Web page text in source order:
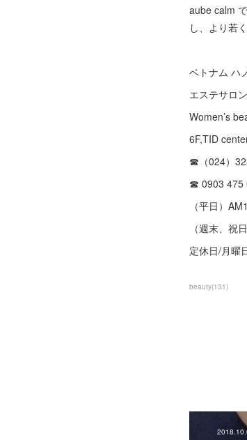
aube calm
し、より若
ベトナム ハ
エステサロ
Women’s
6F,TID
☎︎（024）
☎︎ 0903 475
（平日）
（週末、祝
定休日/月曜
beauty(131)